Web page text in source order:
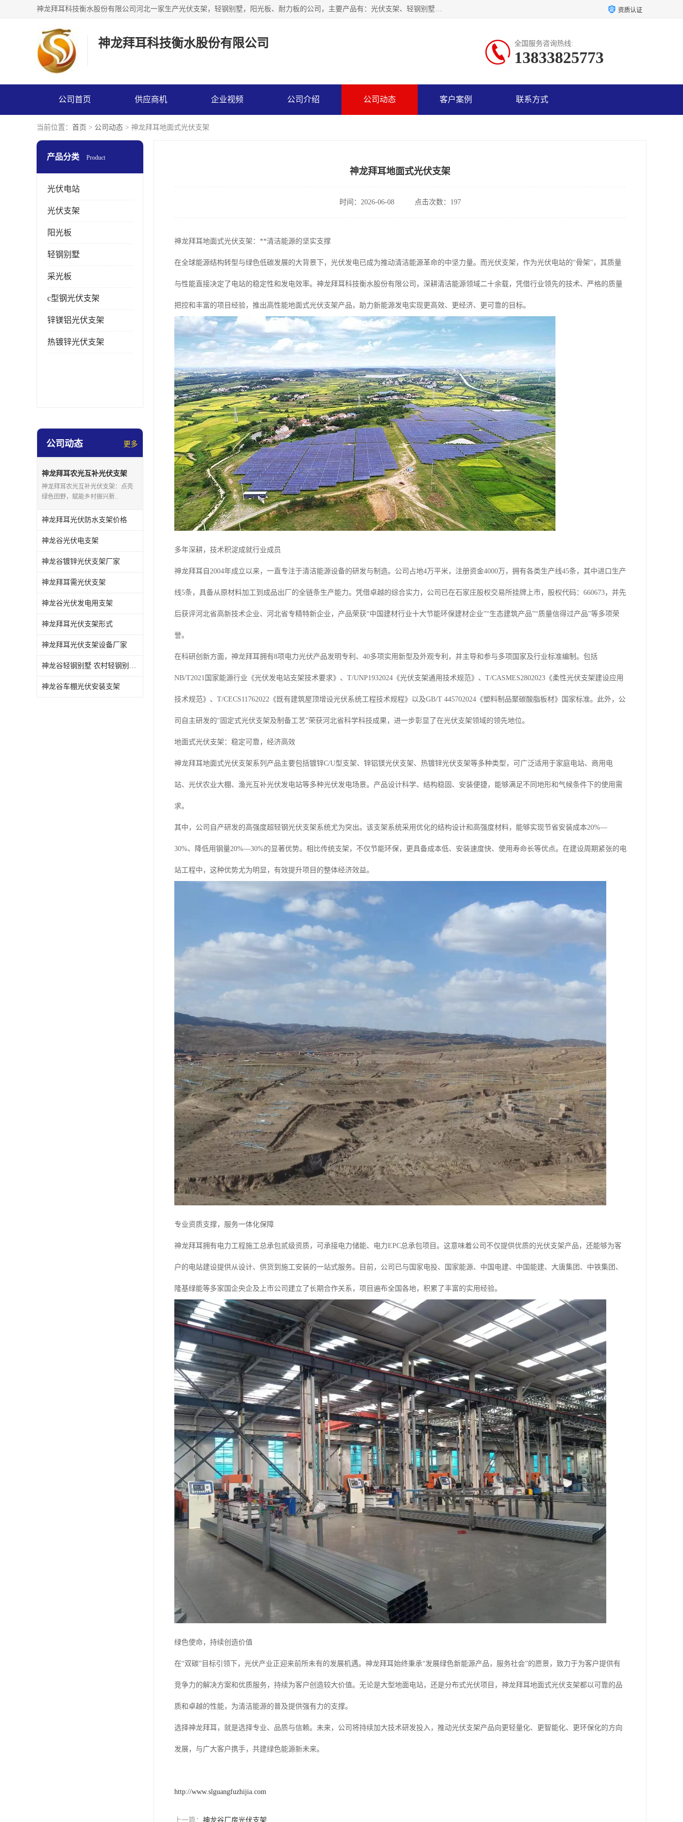
神龙拜耳科技衡水股份有限公司河北一家生产光伏支架，轻钢别墅，阳光板、耐力板的公司，主要产品有：光伏支架、轻钢别墅、阳光板、耐力板、采光板等，公司参与制定了多项标准。 资质认证
神龙拜耳科技衡水股份有限公司 全国服务咨询热线:
13833825773
公司首页 供应商机 企业视频 公司介绍 公司动态 客户案例 联系方式
当前位置： 首页 > 公司动态 > 神龙拜耳地面式光伏支架
产品分类 Product
光伏电站
光伏支架
阳光板
轻钢别墅
采光板
c型钢光伏支架
锌镁铝光伏支架
热镀锌光伏支架
公司动态 更多
神龙拜耳农光互补光伏支架
神龙拜耳农光互补光伏支架：点亮
绿色田野，赋能乡村振兴新..
神龙拜耳光伏防水支架价格
神龙谷光伏电支架
神龙谷镀锌光伏支架厂家
神龙拜耳需光伏支架
神龙谷光伏发电用支架
神龙拜耳光伏支架形式
神龙拜耳光伏支架设备厂家
神龙谷轻钢别墅 农村轻钢别墅13万二层房
神龙谷车棚光伏安装支架
神龙拜耳地面式光伏支架
时间：2026-06-08 点击次数：197
神龙拜耳地面式光伏支架：**清洁能源的坚实支撑
在全球能源结构转型与绿色低碳发展的大背景下，光伏发电已成为推动清洁能源革命的中坚力量。而光伏支架，作为光伏电站的“骨架”，其质量
与性能直接决定了电站的稳定性和发电效率。神龙拜耳科技衡水股份有限公司，深耕清洁能源领域二十余载，凭借行业领先的技术、严格的质量
把控和丰富的项目经验，推出高性能地面式光伏支架产品，助力新能源发电实现更高效、更经济、更可靠的目标。
多年深耕，技术积淀成就行业成员
神龙拜耳自2004年成立以来，一直专注于清洁能源设备的研发与制造。公司占地4万平米，注册资金4000万，拥有各类生产线45条，其中进口生产
线5条，具备从原材料加工到成品出厂的全链条生产能力。凭借卓越的综合实力，公司已在石家庄股权交易所挂牌上市，股权代码：660673，并先
后获评河北省高新技术企业、河北省专精特新企业，产品荣获“中国建材行业十大节能环保建材企业”“生态建筑产品”“质量信得过产品”等多项荣
誉。
在科研创新方面，神龙拜耳拥有8项电力光伏产品发明专利、40多项实用新型及外观专利，并主导和参与多项国家及行业标准编制。包括
NB/T2021国家能源行业《光伏发电站支架技术要求》、T/UNP1932024《光伏支架通用技术规范》、T/CASMES2802023《柔性光伏支架建设应用
技术规范》、T/CECS11762022《既有建筑屋顶增设光伏系统工程技术规程》以及GB/T 445702024《塑料制品聚碳酸脂板材》国家标准。此外，公
司自主研发的“固定式光伏支架及制备工艺”荣获河北省科学科技成果，进一步彰显了在光伏支架领域的领先地位。
地面式光伏支架：稳定可靠，经济高效
神龙拜耳地面式光伏支架系列产品主要包括镀锌C/U型支架、锌铝镁光伏支架、热镀锌光伏支架等多种类型，可广泛适用于家庭电站、商用电
站、光伏农业大棚、渔光互补光伏发电站等多种光伏发电场景。产品设计科学、结构稳固、安装便捷，能够满足不同地形和气候条件下的使用需
求。
其中，公司自产研发的高强度超轻钢光伏支架系统尤为突出。该支架系统采用优化的结构设计和高强度材料，能够实现节省安装成本20%—
30%、降低用钢量20%—30%的显著优势。相比传统支架，不仅节能环保，更具备成本低、安装速度快、使用寿命长等优点。在建设周期紧张的电
站工程中，这种优势尤为明显，有效提升项目的整体经济效益。
专业资质支撑，服务一体化保障
神龙拜耳拥有电力工程施工总承包贰级资质，可承接电力储能、电力EPC总承包项目。这意味着公司不仅提供优质的光伏支架产品，还能够为客
户的电站建设提供从设计、供货到施工安装的一站式服务。目前，公司已与国家电投、国家能源、中国电建、中国能建、大唐集团、中铁集团、
隆基绿能等多家国企央企及上市公司建立了长期合作关系，项目遍布全国各地，积累了丰富的实用经验。
绿色使命，持续创造价值
在“双碳”目标引领下，光伏产业正迎来前所未有的发展机遇。神龙拜耳始终秉承“发展绿色新能源产品，服务社会”的愿景，致力于为客户提供有
竞争力的解决方案和优质服务，持续为客户创造较大价值。无论是大型地面电站，还是分布式光伏项目，神龙拜耳地面式光伏支架都以可靠的品
质和卓越的性能，为清洁能源的普及提供强有力的支撑。
选择神龙拜耳，就是选择专业、品质与信赖。未来，公司将持续加大技术研发投入，推动光伏支架产品向更轻量化、更智能化、更环保化的方向
发展，与广大客户携手，共建绿色能源新未来。
http://www.slguangfuzhijia.com
上一篇： 神龙谷厂房光伏支架